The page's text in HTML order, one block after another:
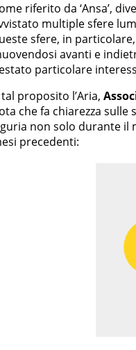
riferito da ‘Ansa’,
multiple sfere
sfere, in
avanti e
particolare
proposito l’Aria,
che fa chiarezza
non solo durante il
precedenti: